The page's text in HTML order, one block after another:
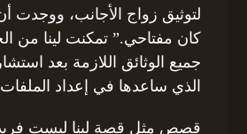
لتوثيق زواج الأجانب، ووجدت
كان مفتاحي.” تمكنت لينا من
جميع الوثائق اللازمة بعد
الذي ساعدها في إعداد الملفات
قصص مثل قصة لينا ليست